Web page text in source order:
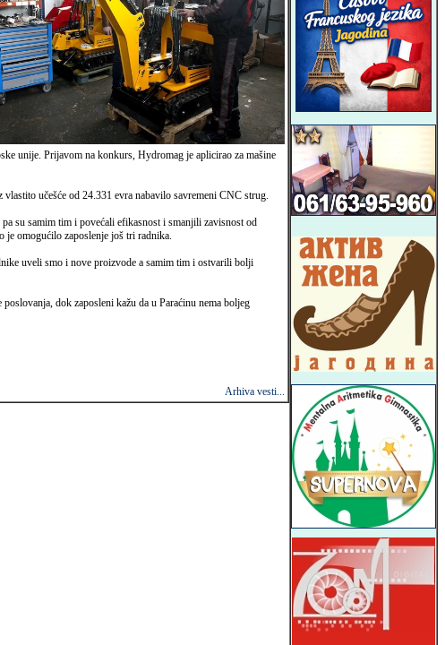
unije. Prijavom na konkurs, Hydromag je aplicirao za mašine
učešće od 24.331 evra nabavilo savremeni CNC strug.
su samim tim i povećali efikasnost i smanjili zavisnost od
je omogućilo zaposlenje još tri radnika.
uveli smo i nove proizvode a samim tim i ostvarili bolji
dok zaposleni kažu da u Paraćinu nema boljeg
Arhiva vesti...